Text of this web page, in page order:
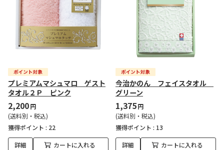
プレミアムマシュマロ ゲスト
タオル２Ｐ ピンク
2,200円
(送料別・税込)
獲得ポイント : 22
詳細 カートに入れる
今治かのん フェイスタオル
グリーン
1,375円
(送料別・税込)
獲得ポイント : 13
詳細 カートに入れる